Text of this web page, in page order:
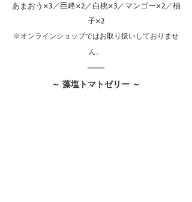
あまおう×3／巨峰×2／白桃×3／マンゴー×2／柚
子×2
※オンラインショップではお取り扱いしておりませ
ん。
～ 藻塩トマトゼリー ～